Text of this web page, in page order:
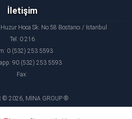
İletişim
Hoca Sk. No:58 Bostancı / İstanbul
Tel: 0 216
0 (532) 253 5593
90 (532) 253 5593
Fax:
© 2026, MİNA GROUP ®